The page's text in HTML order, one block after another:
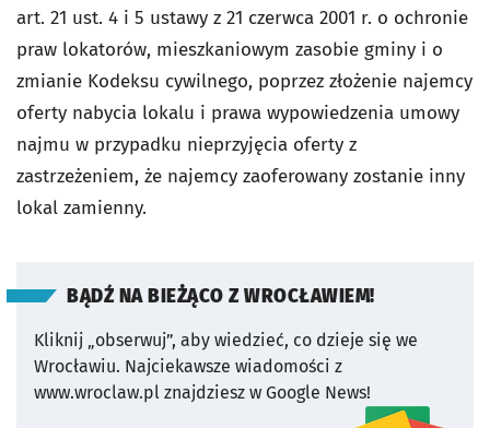
art. 21 ust. 4 i 5 ustawy z 21 czerwca 2001 r. o ochronie
praw lokatorów, mieszkaniowym zasobie gminy i o
zmianie Kodeksu cywilnego, poprzez złożenie najemcy
oferty nabycia lokalu i prawa wypowiedzenia umowy
najmu w przypadku nieprzyjęcia oferty z
zastrzeżeniem, że najemcy zaoferowany zostanie inny
lokal zamienny.
BĄDŹ NA BIEŻĄCO Z WROCŁAWIEM!
Kliknij „obserwuj”, aby wiedzieć, co dzieje się we
Wrocławiu. Najciekawsze wiadomości z
www.wroclaw.pl znajdziesz w Google News!